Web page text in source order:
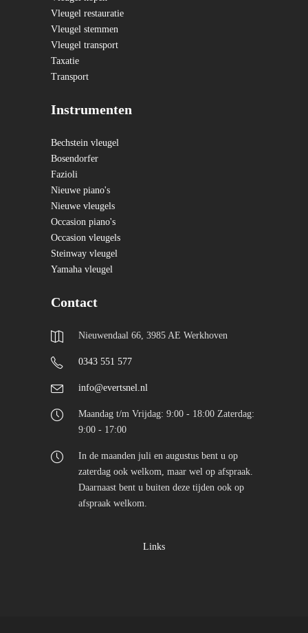
Vleugel restauratie
Vleugel stemmen
Vleugel transport
Taxatie
Transport
Instrumenten
Bechstein vleugel
Bosendorfer
Fazioli
Nieuwe piano's
Nieuwe vleugels
Occasion piano's
Occasion vleugels
Steinway vleugel
Yamaha vleugel
Contact
Nieuwendaal 66, 3985 AE Werkhoven
0343 551 577
info@evertsnel.nl
Maandag t/m Vrijdag: 9:00 - 18:00 Zaterdag:
9:00 - 17:00
In de maanden juli en augustus bent u op
zaterdag ook welkom, maar wel op afspraak.
Daarnaast bent u buiten deze tijden ook op
afspraak welkom.
Links